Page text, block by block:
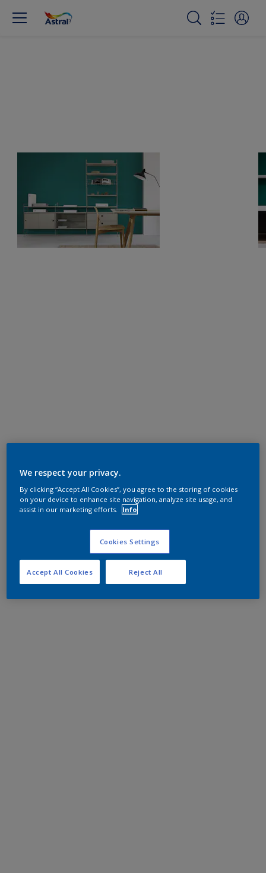
We respect your privacy.
By clicking “Accept All Cookies”, you agree to the storing of cookies
on your device to enhance site navigation, analyze site usage, and
assist in our marketing efforts.
Info
Cookies Settings
Reject All
Accept All Cookies